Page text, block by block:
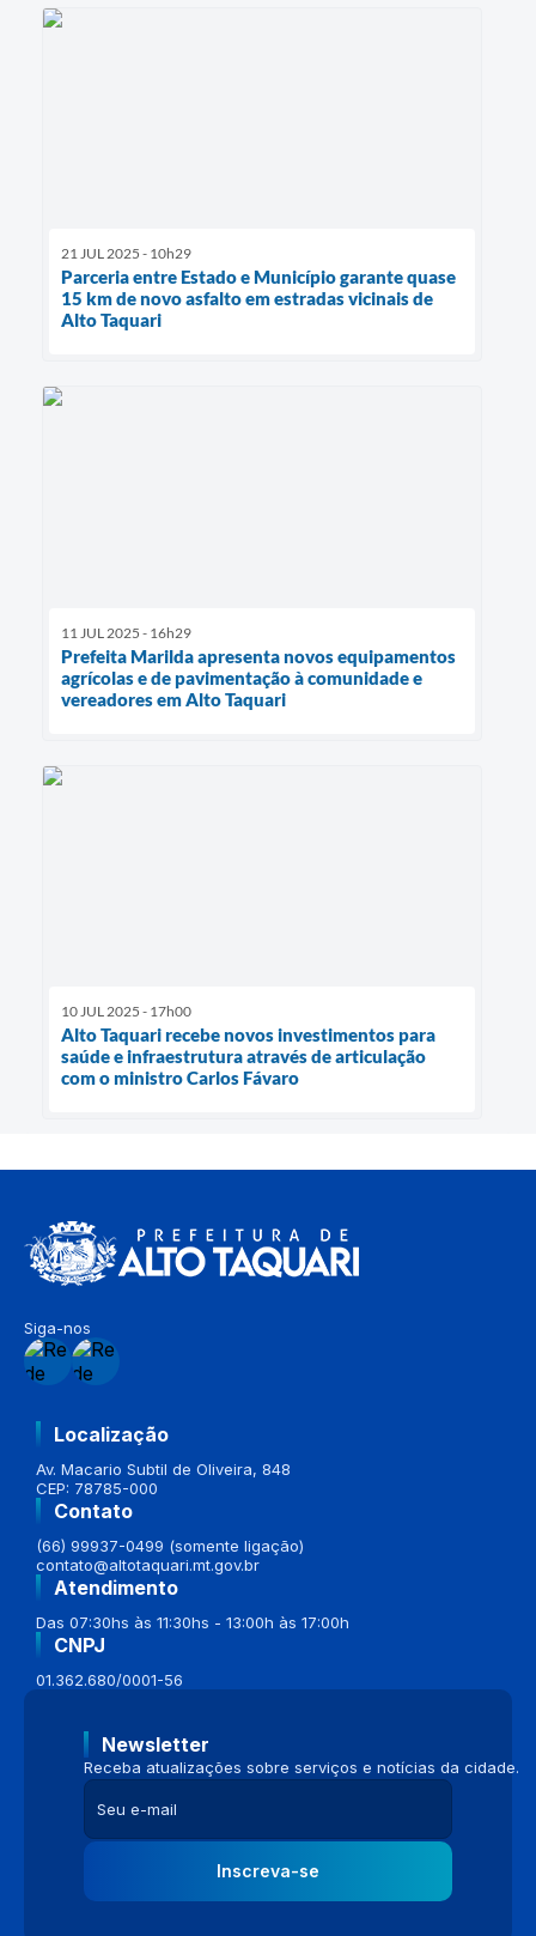
21 JUL 2025 - 10h29
Parceria entre Estado e Município garante quase
15 km de novo asfalto em estradas vicinais de
Alto Taquari
11 JUL 2025 - 16h29
Prefeita Marilda apresenta novos equipamentos
agrícolas e de pavimentação à comunidade e
vereadores em Alto Taquari
10 JUL 2025 - 17h00
Alto Taquari recebe novos investimentos para
saúde e infraestrutura através de articulação
com o ministro Carlos Fávaro
Siga-nos
Localização
Av. Macario Subtil de Oliveira, 848
CEP: 78785-000
Contato
(66) 99937-0499 (somente ligação)
contato@altotaquari.mt.gov.br
Atendimento
Das 07:30hs às 11:30hs - 13:00h às 17:00h
CNPJ
01.362.680/0001-56
Newsletter
Receba atualizações sobre serviços e notícias da cidade.
Inscreva-se